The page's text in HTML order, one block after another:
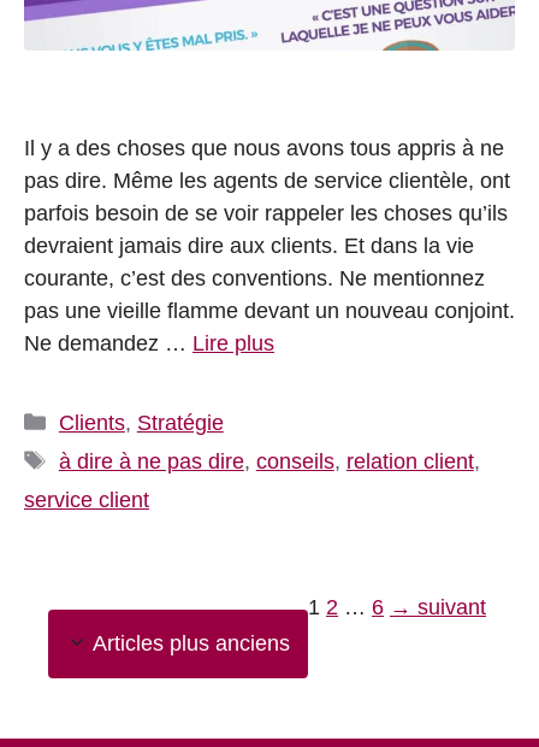
Il y a des choses que nous avons tous appris à ne
pas dire. Même les agents de service clientèle, ont
parfois besoin de se voir rappeler les choses qu’ils
devraient jamais dire aux clients. Et dans la vie
courante, c’est des conventions. Ne mentionnez
pas une vieille flamme devant un nouveau conjoint.
Ne demandez … Lire plus
Catégories
Clients, Stratégie
Étiquettes
à dire à ne pas dire, conseils, relation client,
service client
Articles plus anciens
Page
1 Page
2 … Page
6 → suivant